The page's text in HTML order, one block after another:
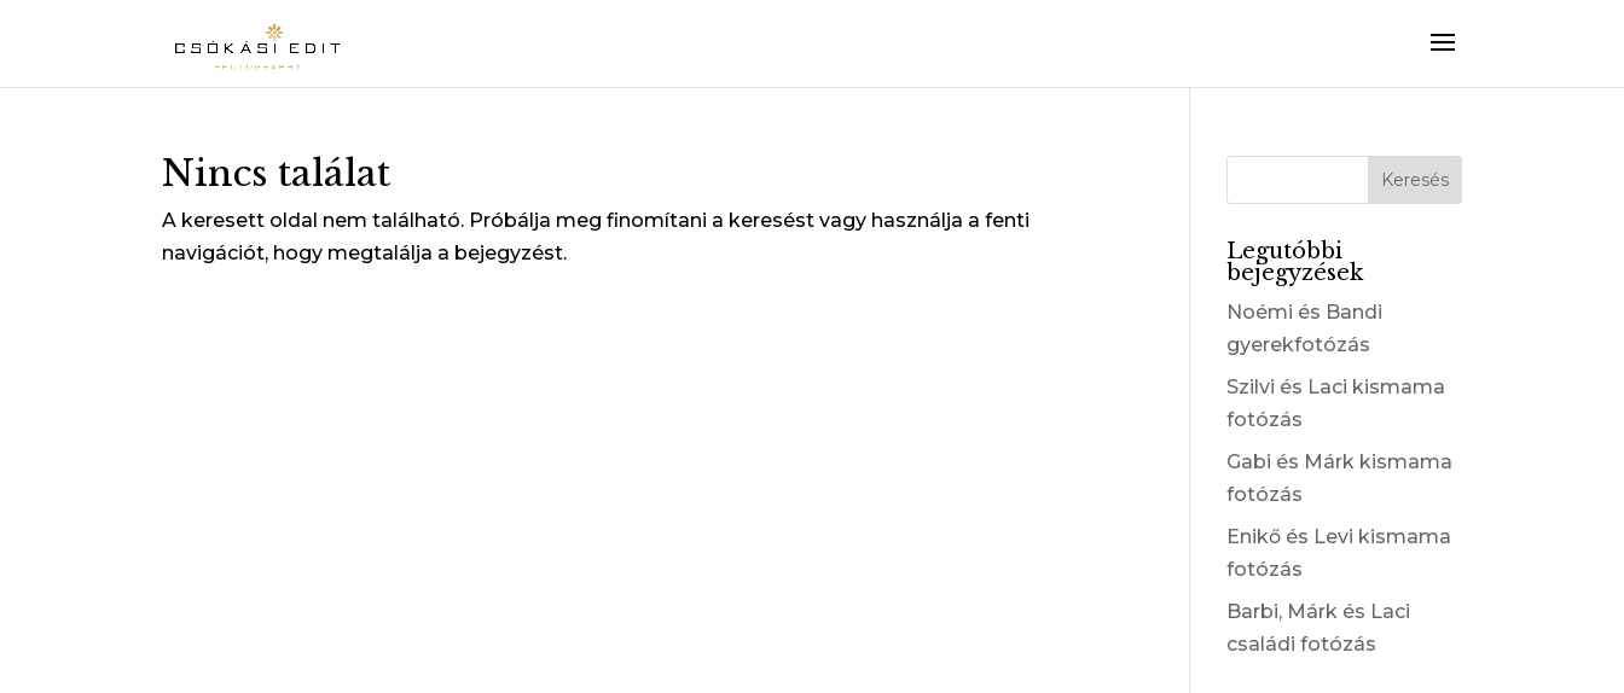
Nincs találat
A keresett oldal nem található. Próbálja meg finomítani a keresést vagy használja a fenti
navigációt, hogy megtalálja a bejegyzést.
Legutóbbi
bejegyzések
Noémi és Bandi
gyerekfotózás
Szilvi és Laci kismama
fotózás
Gabi és Márk kismama
fotózás
Enikő és Levi kismama
fotózás
Barbi, Márk és Laci
családi fotózás